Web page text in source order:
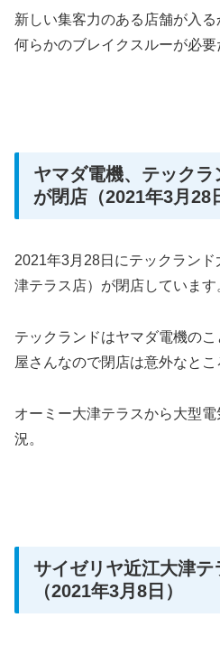
新しい集客力のある店舗が入
何らかのブレイクスルーが必要
ヤマダ電機、テック
が閉店（2021年3月28
2021年3月28日にテックラン
津テラス店）が閉店しています
テックランドはヤマダ電機の
屋さんなので閉店は意外なとこ
オーミー大津テラスから大型
況。
サイゼリヤ近江大津テ
（2021年3月8日）